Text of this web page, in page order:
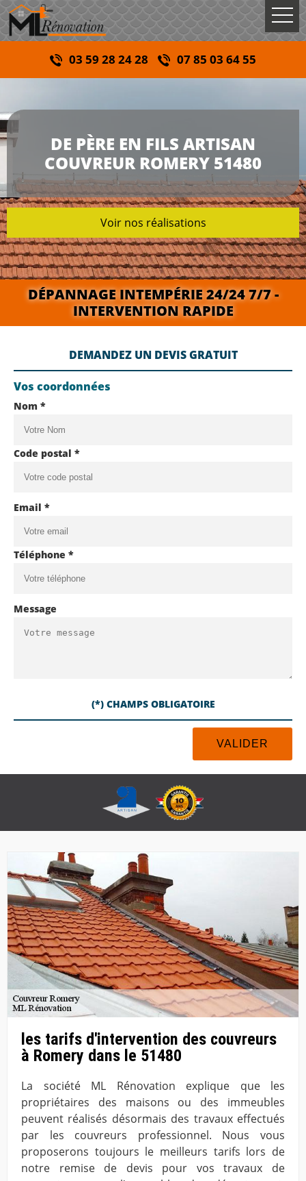
03 59 28 24 28 07 85 03 64 55
DE PÈRE EN FILS ARTISAN
COUVREUR ROMERY 51480
Voir nos réalisations
DÉPANNAGE INTEMPÉRIE 24/24 7/7 -
INTERVENTION RAPIDE
DEMANDEZ UN DEVIS GRATUIT
Vos coordonnées
Nom *
Code postal *
Email *
Téléphone *
Message
(*) CHAMPS OBLIGATOIRE
les tarifs d'intervention des couvreurs
à Romery dans le 51480
La société ML Rénovation explique que les
propriétaires des maisons ou des immeubles
peuvent réalisés désormais des travaux effectués
par les couvreurs professionnel. Nous vous
proposerons toujours le meilleurs tarifs lors de
notre remise de devis pour vos travaux de